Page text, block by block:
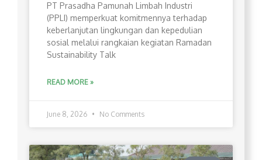
PT Prasadha Pamunah Limbah Industri
(PPLI) memperkuat komitmennya terhadap
keberlanjutan lingkungan dan kepedulian
sosial melalui rangkaian kegiatan Ramadan
Sustainability Talk
READ MORE »
June 8, 2026 No Comments